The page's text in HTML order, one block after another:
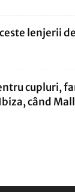
lenjerii
cupluri,
când